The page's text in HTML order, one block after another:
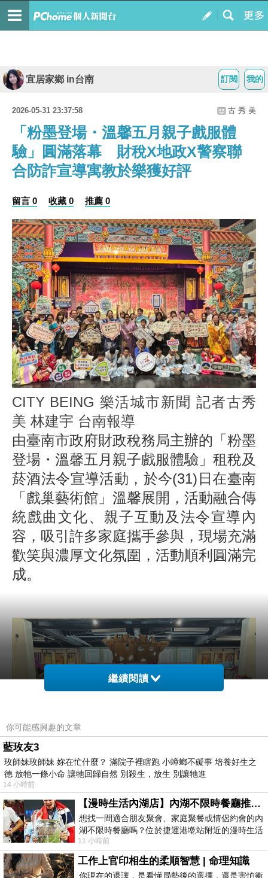
我的
訂閱
宜居家鄉 in台南
2026-05-31 23:37:58 古 秀 美
「粉墨登場・溫馨五月親子戲服體
驗」圓滿落幕 財稅X地政X警察聯
合防詐宣導寓教於樂獲好評
留言 0 收藏 0 推薦 0
CITY BEING 樂活城市新聞 記者古秀
美 林建宇 台南報導
由臺南市政府財政稅務局主辦的「粉墨
登場・溫馨五月親子戲服體驗」租稅及
菸酒法令宣導活動，於今(31)日在臺南
「戲巢藝術館」溫馨展開，活動融合傳
統戲曲文化、親子互動及法令宣導內
容，吸引許多家庭攜手參與，現場充滿
歡笑與濃厚文化氛圍，活動順利圓滿完
成。
市府財稅局表示，為提升租稅與法治教
育宣導效果，本次特別結合近期開幕的
藝文空間「戲巢藝術館」，透過戲曲元
繼續閱讀
你可能感興趣的文章
藍玫友3
玫師妹玫師妹 妳在忙什麼？ 滿院子裡瞎跑 小蟑螂不礙事 培養好生之
德 放牠一條小命 讓牠回歸自然 別殺生，放生 別讓牠進
14 小時前
【漫時生活內湖店】內湖不限時餐廳推薦｜捷運港墘站美食，聚餐、約會、家庭聚會首選，正餐甜點一次滿足
想找一間適合朋友聚會、家庭聚餐或情侶約會的內
湖不限時餐廳嗎？位於捷運港墘站附近的漫時生活
內湖店，從捷運站步行約4分鐘即可抵
11 小時前
工作上官印相生的柔順智慧 | 命理知識
你現在的退讓，是看懂局勢後的選擇，還是害怕衝